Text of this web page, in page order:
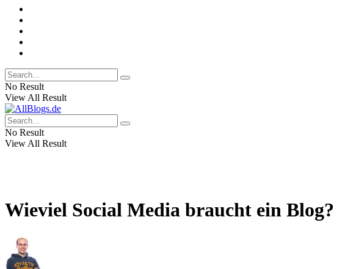
No Result
View All Result
No Result
View All Result
Wieviel Social Media braucht ein Blog?